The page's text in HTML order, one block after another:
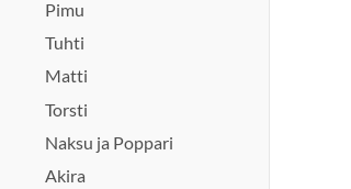
Pimu
Tuhti
Matti
Torsti
Naksu ja Poppari
Akira